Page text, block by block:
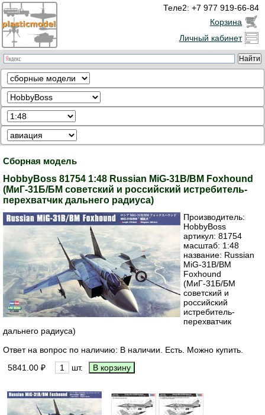
Теле2: +7 977 919-66-84
Корзина
Личный кабинет
Сборная модель
HobbyBoss 81754 1:48 Russian MiG-31B/BM Foxhound
(МиГ-31Б/БМ советский и российский истребитель-
перехватчик дальнего радиуса)
Производитель:
HobbyBoss
артикул: 81754
масштаб: 1:48
название: Russian
MiG-31B/BM
Foxhound
(МиГ-31Б/БМ
советский и
российский
истребитель-
перехватчик
дальнего радиуса)
Ответ на вопрос по наличию: В наличии. Есть. Можно купить.
5841.00 ₽
шт.